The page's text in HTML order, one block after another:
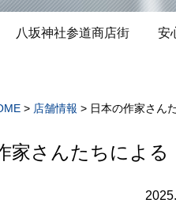
八坂神社参道商店街 安
> 店舗情報 > 日本の作家さ
家さんたちに